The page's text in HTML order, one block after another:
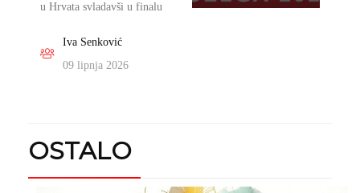
u Hrvata svladavši u finalu
Iva Senković
09 lipnja 2026
OSTALO